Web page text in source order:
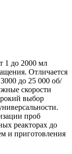
1 до 2000 мл
Отличается
до 25 000 об/
скорости
выбор
проб
реакторах до
и приготовления